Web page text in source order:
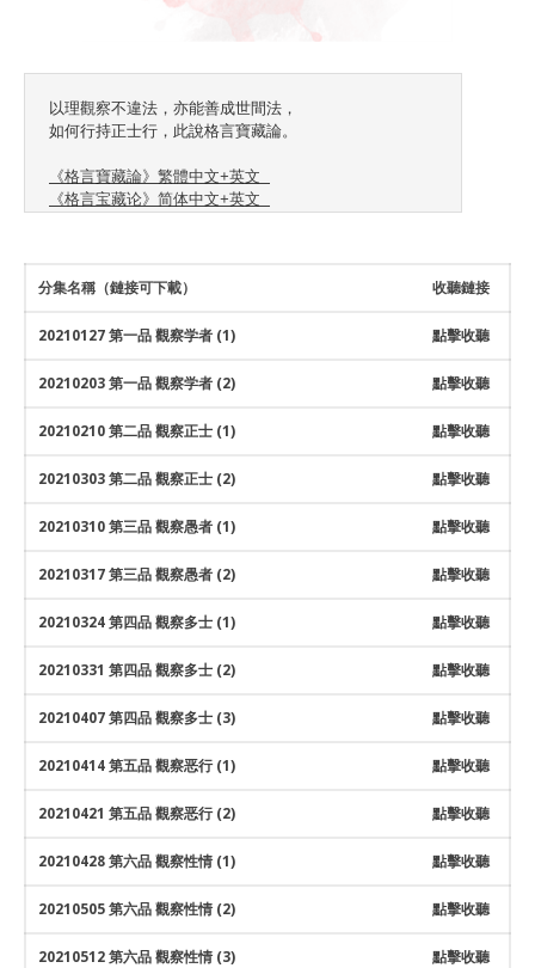
Audio Playback 音頻回放
﻿﻿﻿﻿﻿﻿﻿﻿﻿﻿﻿﻿以理觀察不違法，亦能善成世間法，
如何行持正士行，此說格言寶藏論。
《格言寶藏論》繁體中文+英文
《格言宝藏论》简体中文+英文
分集名稱（鏈接可下載） 收聽鏈接
20210127 第一品 觀察学者 (1) 點擊收聽
20210203 第一品 觀察学者 (2) 點擊收聽
20210210 第二品 觀察正士 (1) 點擊收聽
20210303 第二品 觀察正士 (2) 點擊收聽
20210310 第三品 觀察愚者 (1) 點擊收聽
20210317 第三品 觀察愚者 (2) 點擊收聽
20210324 第四品 觀察多士 (1) 點擊收聽
20210331 第四品 觀察多士 (2) 點擊收聽
20210407 第四品 觀察多士 (3) 點擊收聽
20210414 第五品 觀察恶行 (1) 點擊收聽
20210421 第五品 觀察恶行 (2) 點擊收聽
20210428 第六品 觀察性情 (1) 點擊收聽
20210505 第六品 觀察性情 (2) 點擊收聽
20210512 第六品 觀察性情 (3) 點擊收聽